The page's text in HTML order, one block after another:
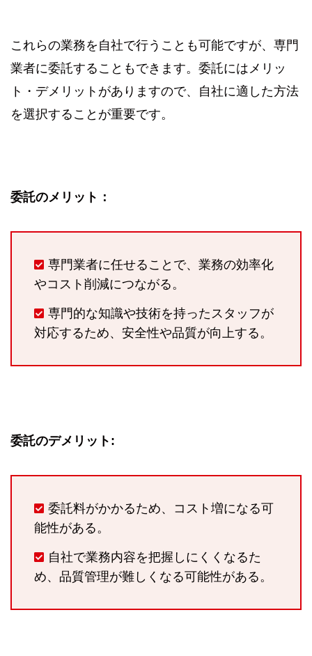
これらの業務を自社で行うことも可能ですが、専門
業者に委託することもできます。委託にはメリッ
ト・デメリットがありますので、自社に適した方法
を選択することが重要です。
委託のメリット：
専門業者に任せることで、業務の効率化
やコスト削減につながる。
専門的な知識や技術を持ったスタッフが
対応するため、安全性や品質が向上する。
委託のデメリット:
委託料がかかるため、コスト増になる可
能性がある。
自社で業務内容を把握しにくくなるた
め、品質管理が難しくなる可能性がある。